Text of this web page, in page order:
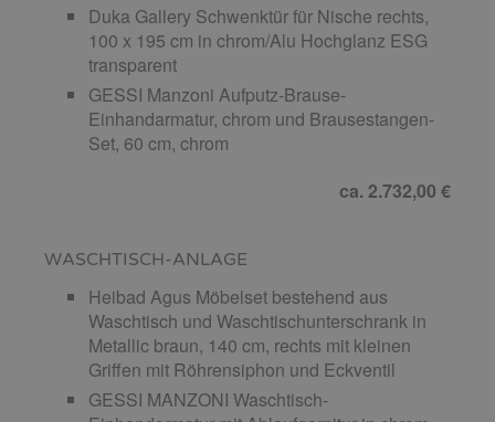
Duka Gallery Schwenktür für Nische rechts,
100 x 195 cm in chrom/Alu Hochglanz ESG
transparent
GESSI Manzoni Aufputz-Brause-
Einhandarmatur, chrom und Brausestangen-
Set, 60 cm, chrom
ca. 2.732,00 €
WASCHTISCH-ANLAGE
Heibad Agus Möbelset bestehend aus
Waschtisch und Waschtischunterschrank in
Metallic braun, 140 cm, rechts mit kleinen
Griffen mit Röhrensiphon und Eckventil
GESSI MANZONI Waschtisch-